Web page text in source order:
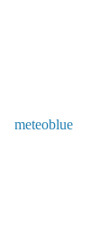
meteoblue